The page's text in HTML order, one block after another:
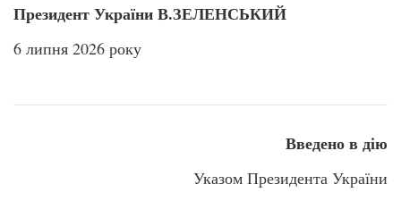
Президент України В.ЗЕЛЕНСЬКИЙ
6 липня 2026 року
Введено в дію
Указом Президента України